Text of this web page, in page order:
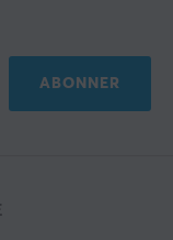
ABONNER